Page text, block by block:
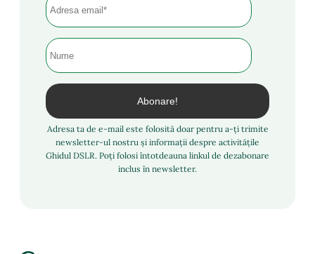
Adresa ta de e-mail este folosită doar pentru a-ți trimite
newsletter-ul nostru și informații despre activitățile
Ghidul DSLR. Poți folosi întotdeauna linkul de dezabonare
inclus în newsletter.